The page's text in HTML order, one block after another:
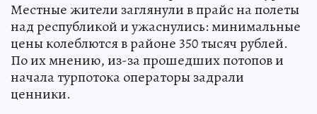
Местные жители заглянули в прайс на полеты
над республикой и ужаснулись: минимальные
цены колеблются в районе 350 тысяч рублей.
По их мнению, из-за прошедших потопов и
начала турпотока операторы задрали
ценники.